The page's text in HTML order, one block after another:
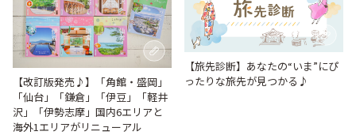
【改訂版発売♪】「角館・盛岡」
「仙台」「鎌倉」「伊豆」「軽井
沢」「伊勢志摩」国内6エリアと
海外1エリアがリニューアル
【旅先診断】あなたの“いま”にぴ
ったりな旅先が見つかる♪